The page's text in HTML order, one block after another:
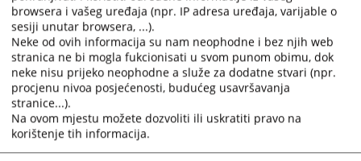
Bosne i Hercegovine (VSTV BiH).
Cilj organizovanja „Sedmicâ sudske nagodbe“ jeste rješavanje
što je moguće većeg broja predmeta mirnim putem, u
skraćenom postupku, koji je ekonomičniji i brži za stranke.
Promocijom mirnih načina rješavanja sporova, VSTV BiH želi
izvršiti pozitivan utjecaj na efikasnost sudskih postupaka te
promjenu pristupa suda i stranaka rješavanju sporova. Prioritet
se postavlja na brzo i efikasno rješavanje, s akcentom na
zadovoljstvo stranaka na ishod spora i uslugu suda.
browsera i vašeg uređaja (npr. IP adresa uređaja, varijable o
sesiji unutar browsera, ...).
Neke od ovih informacija su nam neophodne i bez njih web
stranica ne bi mogla fukcionisati u svom punom obimu, dok
neke nisu prijeko neophodne a služe za dodatne stvari (npr.
procjenu nivoa posjećenosti, budućeg usavršavanja
stranice...).
Na ovom mjestu možete dozvoliti ili uskratiti pravo na
korištenje tih informacija.